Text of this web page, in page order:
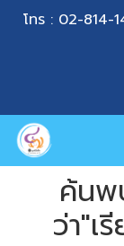
โทร : 02-814-
ค้นพ
ว่า"เ